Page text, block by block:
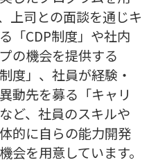
上司との面談を通じキ
「CDP制度」や社内
の機会を提供する
度」、社員が経験・
動先を募る「キャリ
ど、社員のスキルや
的に自らの能力開発
会を用意しています。